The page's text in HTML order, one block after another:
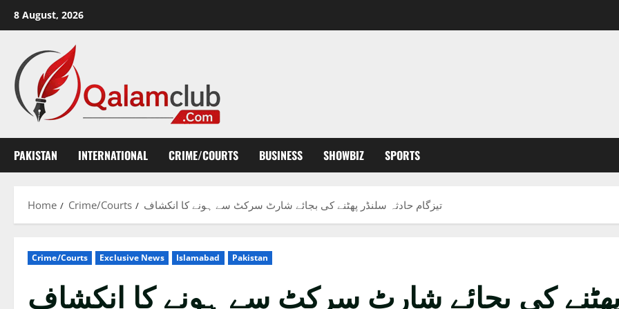
8 August, 2026
PAKISTAN INTERNATIONAL CRIME/COURTS BUSINESS SHOWBIZ SPORTS
Home Crime/Courts تیزگام حادثہ سلنڈر پھٹنے کی بجائے شارٹ سرکٹ سے ہونے کا انکشاف
Crime/Courts Exclusive News Islamabad Pakistan
پھٹنے کی بجائے شارٹ سرکٹ سے ہونے کا انکشاف